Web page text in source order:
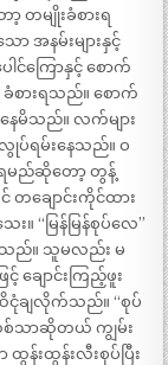
တမျိုးခံစားရ
အနမ်းများနှင့်
င်ကြောနှင့် စောက်
ားရသည်။ စောက်
မိသည်။ လက်များ
လွုပ်ရမ်းနေသည်။ ဝ
ရမည်ဆိုတော့ တွန့်
ချောင်းကိုင်ထား
“မြန်မြန်စုပ်လေ”
ေသည်။ သူမလည်း မ
ချောင်းကြည့်ဖူး
ငုံချလိုက်သည်။ “စုပ်
စ်သာဆိုတယ် ကျွမ်း
န်းထွန်းလီးစုပ်ပြီး